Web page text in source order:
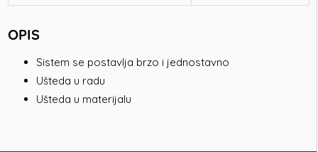
OPIS
Sistem se postavlja brzo i jednostavno
Ušteda u radu
Ušteda u materijalu